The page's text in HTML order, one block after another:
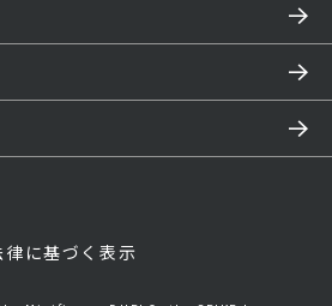
に基づく表示